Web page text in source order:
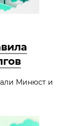
Минюст и